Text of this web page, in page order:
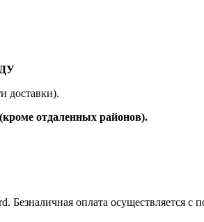
доставки).
отдаленных районов).
Безналичная оплата